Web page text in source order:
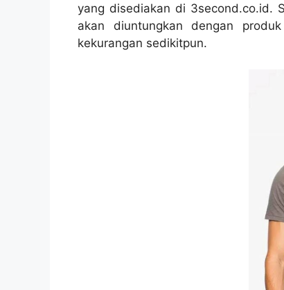
yang disediakan di 3second.co.id.
akan diuntungkan dengan
kekurangan sedikitpun.